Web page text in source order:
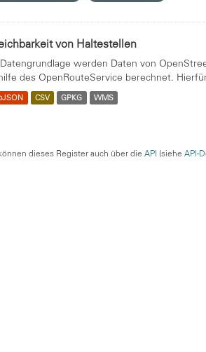
von Haltestellen
werden Daten von
des OpenRouteService berechnet.
CSV GPKG WMS
dieses Register auch über die API (siehe API-